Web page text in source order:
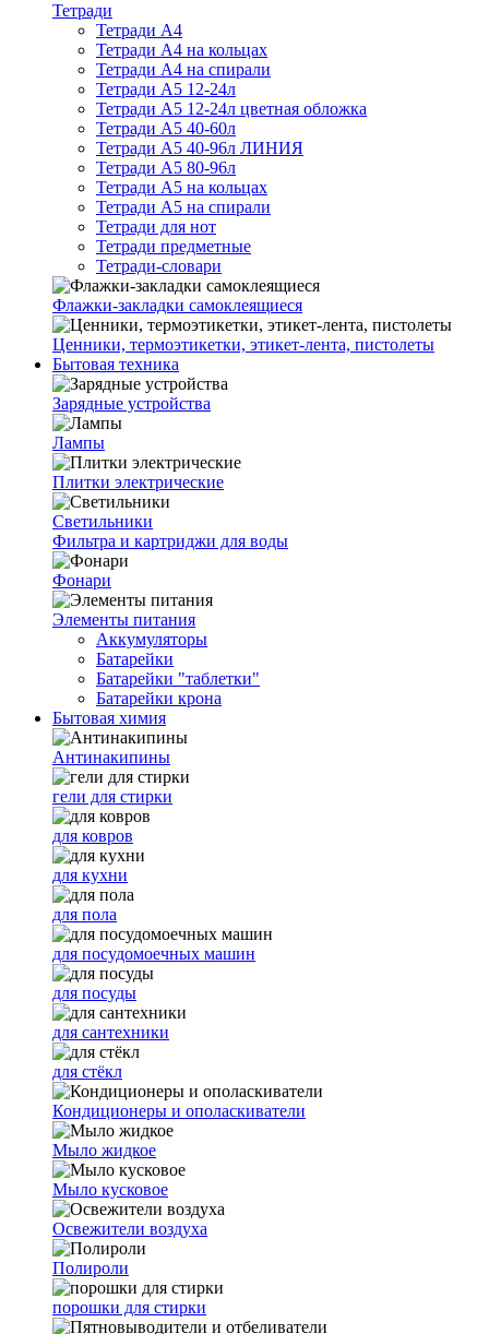
Тетради
Тетради А4
Тетради А4 на кольцах
Тетради А4 на спирали
Тетради А5 12-24л
Тетради А5 12-24л цветная обложка
Тетради А5 40-60л
Тетради А5 40-96л ЛИНИЯ
Тетради А5 80-96л
Тетради А5 на кольцах
Тетради А5 на спирали
Тетради для нот
Тетради предметные
Тетради-словари
Флажки-закладки самоклеящиеся
Ценники, термоэтикетки, этикет-лента, пистолеты
Бытовая техника
Зарядные устройства
Лампы
Плитки электрические
Светильники
Фильтра и картриджи для воды
Фонари
Элементы питания
Аккумуляторы
Батарейки
Батарейки "таблетки"
Батарейки крона
Бытовая химия
Антинакипины
гели для стирки
для ковров
для кухни
для пола
для посудомоечных машин
для посуды
для сантехники
для стёкл
Кондиционеры и ополаскиватели
Мыло жидкое
Мыло кусковое
Освежители воздуха
Полироли
порошки для стирки